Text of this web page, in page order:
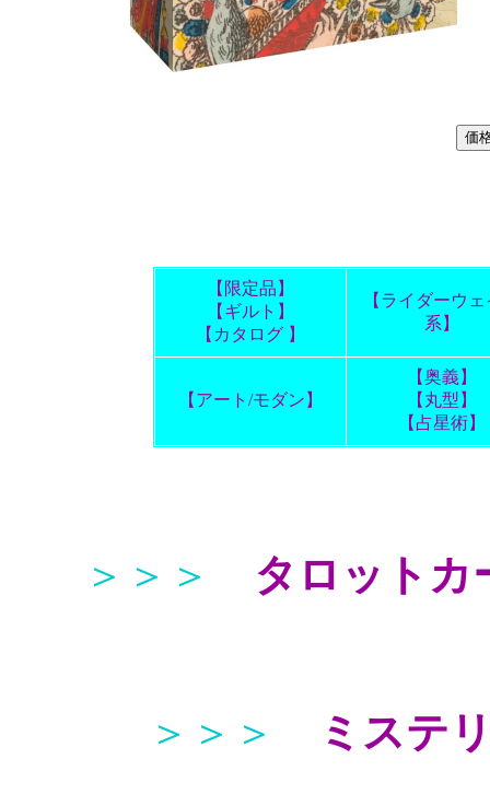
【限定品】
【ギルト】
【カタログ 】
【ライダーウ
系】
【アート/モダン】
【奥義】
【丸型】
【占星術】
＞＞＞ タロットカ
＞＞＞ ミステ